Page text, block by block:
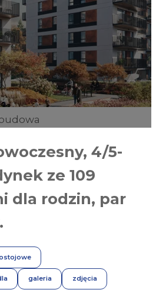
4/5-
ze 109
dla rodzin, par
galeria zdjęcia